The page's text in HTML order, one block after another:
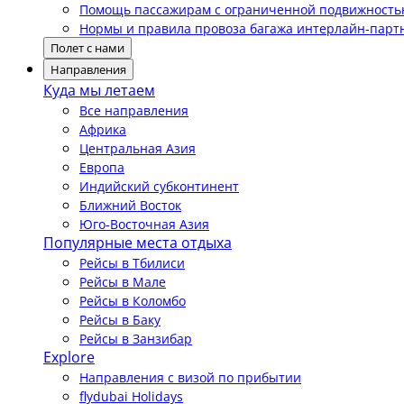
Помощь пассажирам с ограниченной
Нормы и правила провоза багажа интерлайн-
Полет с нами
Направления
Куда мы летаем
Все направления
Африка
Центральная Азия
Европа
Индийский субконтинент
Ближний Восток
Юго-Восточная Азия
Популярные места отдыха
Рейсы в Тбилиси
Рейсы в Мале
Рейсы в Коломбо
Рейсы в Баку
Рейсы в Занзибар
Explore
Направления с визой по прибытии
flydubai Holidays